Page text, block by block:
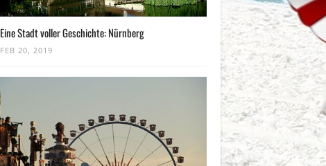
Eine Stadt voller Geschichte: Nürnberg
FEB 20, 2019